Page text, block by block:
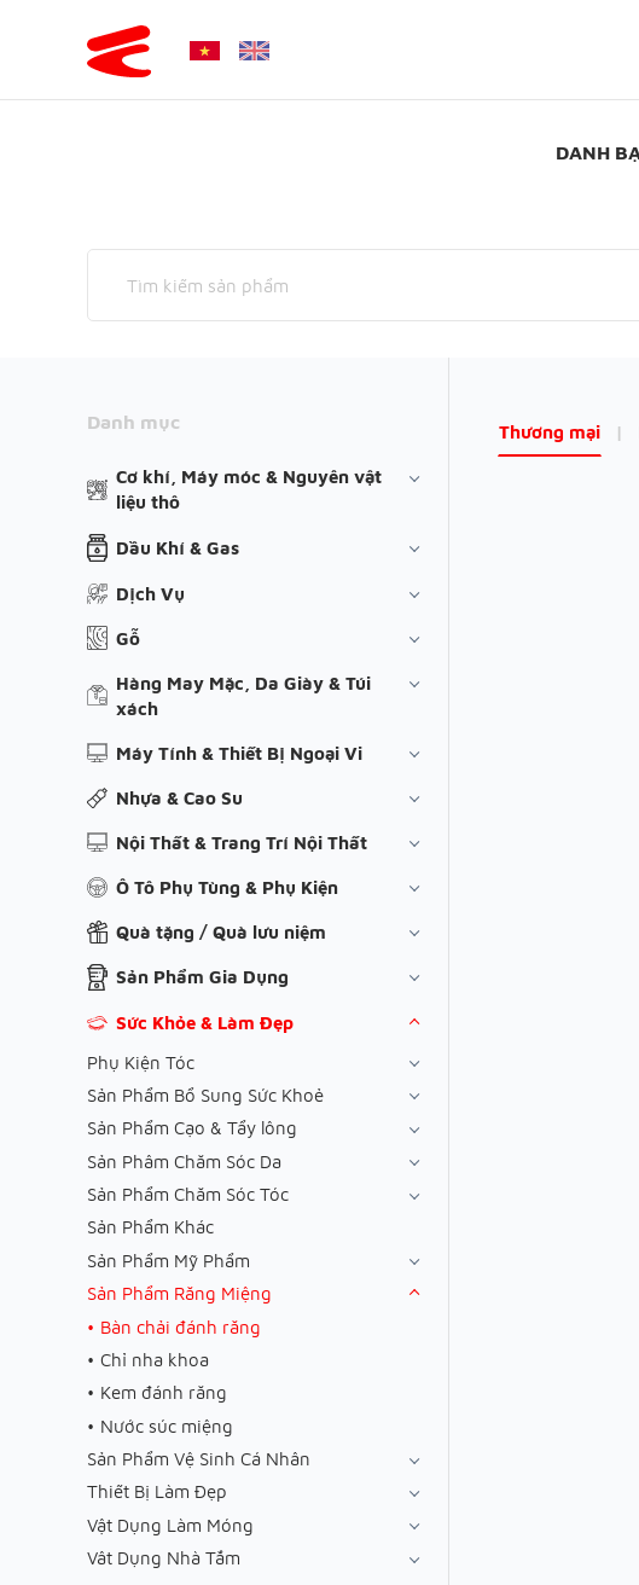
DANH
Danh mục
Cơ khí, Máy móc & Nguyên vật
liệu thô
Dầu Khí & Gas
Dịch Vụ
Gỗ
Hàng May Mặc, Da Giày & Túi
xách
Máy Tính & Thiết Bị Ngoại Vi
Nhựa & Cao Su
Nội Thất & Trang Trí Nội Thất
Ô Tô Phụ Tùng & Phụ Kiện
Quà tặng / Quà lưu niệm
Sản Phẩm Gia Dụng
Sức Khỏe & Làm Đẹp
Phụ Kiện Tóc
Sản Phẩm Bổ Sung Sức Khoẻ
Sản Phẩm Cạo & Tẩy lông
Sản Phâm Chăm Sóc Da
Sản Phẩm Chăm Sóc Tóc
Sản Phẩm Khác
Sản Phẩm Mỹ Phẩm
Sản Phẩm Răng Miệng
Bàn chải đánh răng
Chỉ nha khoa
Kem đánh răng
Nước súc miệng
Sản Phẩm Vệ Sinh Cá Nhân
Thiết Bị Làm Đẹp
Vật Dụng Làm Móng
Vât Dụng Nhà Tắm
Thương mại |